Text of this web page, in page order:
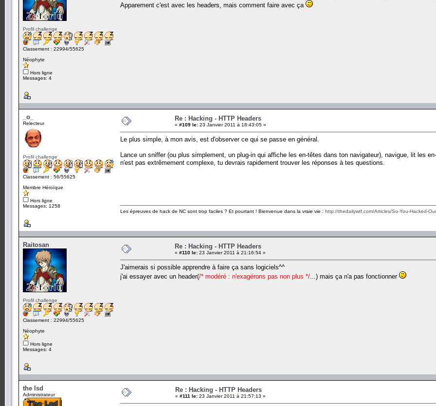
Profil challenge
Classement : 22994/55625
Néophyte
Hors ligne
Messages: 4
Apparement c'est avec les headers, mais comment faire avec ça
_o_
Relecteur
Profil challenge
Classement : 56/55625
Membre Héroïque
Hors ligne
Messages: 1258
Re : Hacking - HTTP Headers
« #109 le: 23 Janvier 2011 à 18:43:05 »
Le plus simple, à mon avis, est d'observer ce qui se passe en général.
Lance un sniffer (ou plus simplement, un plug-in qui affiche les en-têtes dans ton navigateur), navigue, lit les
n'est pas extrêmement complexe, tu devrais rapidement trouver les réponses à tes questions.
Les épreuves de hack de NC sont trop faciles ? Et pourtant ! Bienvenue dans la vraie vie : http://thedailywtf.com/Articles/So-You-Hacked-
Raitosan
Profil challenge
Classement : 22994/55625
Néophyte
Hors ligne
Messages: 4
Re : Hacking - HTTP Headers
« #110 le: 23 Janvier 2011 à 21:16:54 »
J'aimerais si possible apprendre à faire ça sans logiciels^^
j'ai essayer avec un header(/* modéré : n'exagérons pas non plus */ ...) mais ça n'a pas fonctionner
the lsd
Administrateur
Re : Hacking - HTTP Headers
« #111 le: 23 Janvier 2011 à 21:57:13 »